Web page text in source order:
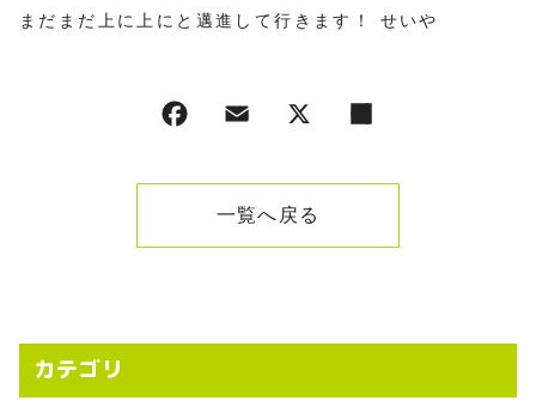
まだまだ上に上にと邁進して行きます！ せいや
一覧へ戻る
カテゴリ